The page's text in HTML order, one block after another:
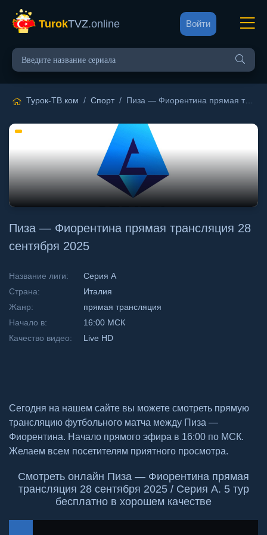
TurokTVZ.online Войти
Турок-ТВ.ком / Спорт/ Пиза — Фиорентина прямая трансляция 28 сентября 2025
Пиза — Фиорентина прямая трансляция 28
сентября 2025
Название лиги:
Серия А
Страна:
Италия
Жанр:
прямая трансляция
Начало в:
16:00 МСК
Качество видео:
Live HD
Сегодня на нашем сайте вы можете смотреть прямую
трансляцию футбольного матча между Пиза —
Фиорентина. Начало прямого эфира в 16:00 по МСК.
Желаем всем посетителям приятного просмотра.
Смотреть онлайн Пиза — Фиорентина прямая
трансляция 28 сентября 2025 / Серия А. 5 тур
бесплатно в хорошем качестве